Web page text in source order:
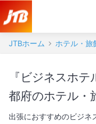
JTBホーム ホテル・旅
『ビジネスホ
都府のホテル・
出張におすすめのビジネ